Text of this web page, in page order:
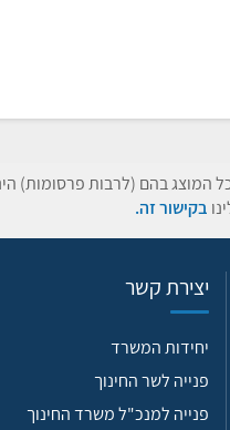
המוצג בהם (לרבות פרסומות)
בקישור זה.
יצירת קשר
יחידות המשרד
פנייה לשר החינוך
פנייה למנכ"ל משרד החינוך